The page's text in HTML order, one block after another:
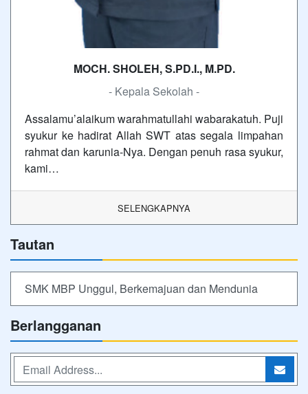
MOCH. SHOLEH, S.PD.I., M.PD.
- Kepala Sekolah -
Assalamu’alaikum warahmatullahi wabarakatuh. Puji
syukur ke hadirat Allah SWT atas segala limpahan
rahmat dan karunia-Nya. Dengan penuh rasa syukur,
kami…
SELENGKAPNYA
Tautan
SMK MBP Unggul, Berkemajuan dan Mendunia
Berlangganan